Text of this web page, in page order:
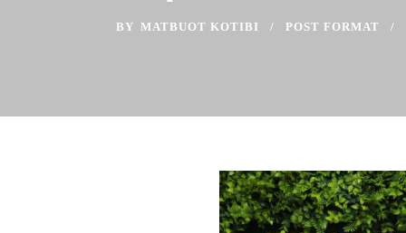
BY MATBUOT KOTIBI POST FORMAT